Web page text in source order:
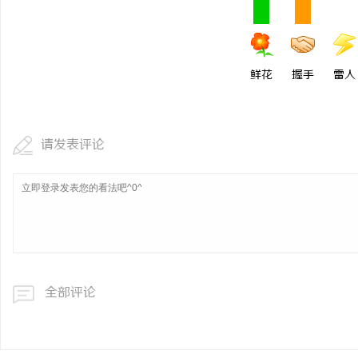
鲜花 握手 雷人
请发表评论
全部评论